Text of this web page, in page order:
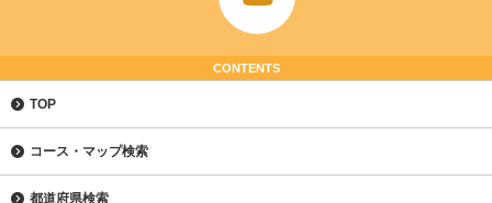
CONTENTS
TOP
コース・マップ検索
都道府県検索